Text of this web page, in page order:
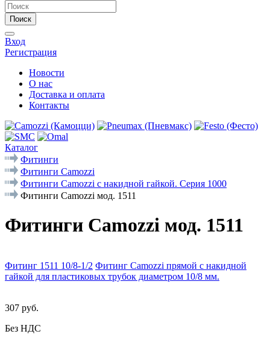
Поиск
Вход
Регистрация
Новости
О нас
Доставка и оплата
Контакты
Каталог
Фитинги
Фитинги Camozzi
Фитинги Camozzi с накидной гайкой. Серия 1000
Фитинги Camozzi мод. 1511
Фитинги Camozzi мод. 1511
Фитинг 1511 10/8-1/2 Фитинг Camozzi прямой с накидной
гайкой для пластиковых трубок диаметром 10/8 мм.
307 руб.
Без НДС